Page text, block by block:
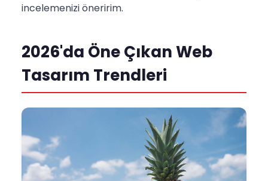
incelemenizi öneririm.
2026'da Öne Çıkan Web
Tasarım Trendleri